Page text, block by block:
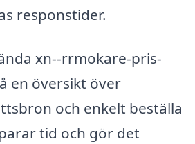
responstider.
xn--rrmokare-pris-
en översikt över
och enkelt beställa
tid och gör det